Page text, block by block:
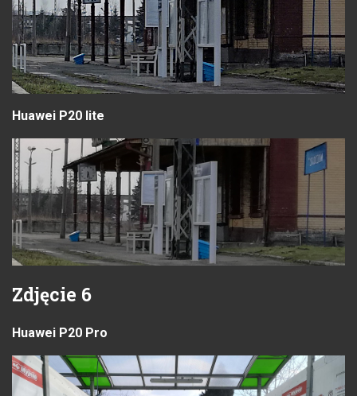
Huawei P20 lite
Zdjęcie 6
Huawei P20 Pro